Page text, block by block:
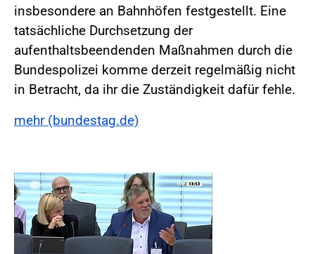
insbesondere an Bahnhöfen festgestellt. Eine
tatsächliche Durchsetzung der
aufenthaltsbeendenden Maßnahmen durch die
Bundespolizei komme derzeit regelmäßig nicht
in Betracht, da ihr die Zuständigkeit dafür fehle.
mehr (bundestag.de)